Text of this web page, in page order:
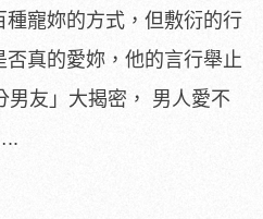
寵妳的方式，但敷衍的行
真的愛妳，他的言行舉止
男友」大揭密， 男人愛不